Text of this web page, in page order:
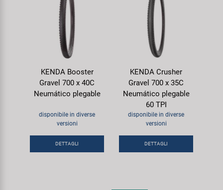
KENDA Booster
Gravel 700 x 40C
Neumático plegable
disponibile in diverse
versioni
DETTAGLI
KENDA Crusher
Gravel 700 x 35C
Neumático plegable
60 TPI
disponibile in diverse
versioni
DETTAGLI